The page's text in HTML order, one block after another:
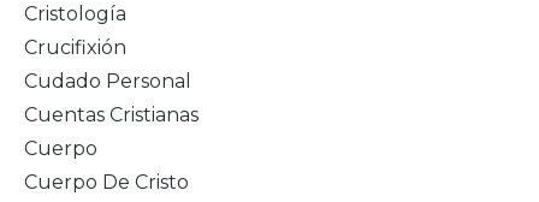
Cristología
Crucifixión
Cudado Personal
Cuentas Cristianas
Cuerpo
Cuerpo De Cristo